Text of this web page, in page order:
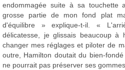
endommagée suite à sa touchette
grosse partie de mon fond plat
d'équilibre » explique-t-il. «
délicatesse, je glissais beaucoup à
changer mes réglages et piloter de
outre, Hamilton doutait du bien-
ne pourrait pas préserver ses